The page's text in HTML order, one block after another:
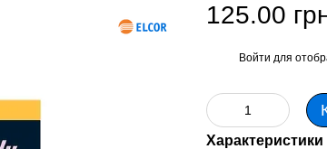
125.00
Войти для
Характеристики